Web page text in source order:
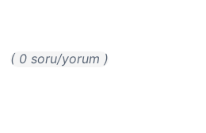
( 0 soru/yorum )